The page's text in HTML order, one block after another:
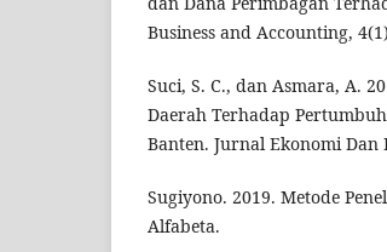
Business and Accounting,
Suci, S. C., dan Asmara, A.
Daerah Terhadap
Banten. Jurnal Ekonomi Dan
Sugiyono. 2019. Metode
Alfabeta.